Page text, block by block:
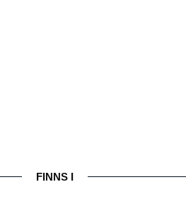
FINNS I